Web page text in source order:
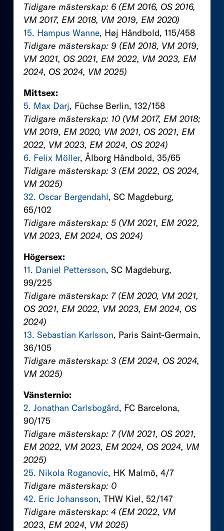
Tidigare mästerskap: 6 (EM 2016, OS 2016,
VM 2017, EM 2018, VM 2019, EM 2020)
15. Hampus Wanne, Høj Håndbold, 115/458
Tidigare mästerskap: 9 (EM 2018, VM 2019,
VM 2021, OS 2021, EM 2022, VM 2023, EM
2024, OS 2024, VM 2025)
Mittsex:
5. Max Darj, Füchse Berlin, 132/158
Tidigare mästerskap: 10 (VM 2017, EM 2018;
VM 2019, EM 2020, VM 2021, OS 2021, EM
2022, VM 2023, EM 2024, OS 2024)
6. Felix Möller, Ålborg Håndbold, 35/65
Tidigare mästerskap: 3 (EM 2022, OS 2024,
VM 2025)
32. Oscar Bergendahl, SC Magdeburg,
65/102
Tidigare mästerskap: 5 (VM 2021, EM 2022,
VM 2023, EM 2024, OS 2024)
Högersex:
11. Daniel Pettersson, SC Magdeburg,
99/225
Tidigare mästerskap: 7 (EM 2020, VM 2021,
OS 2021, EM 2022, VM 2023, EM 2024, OS
2024)
13. Sebastian Karlsson, Paris Saint-Germain,
36/105
Tidigare mästerskap: 3 (EM 2024, OS 2024,
VM 2025)
Vänsternio:
2. Jonathan Carlsbogård, FC Barcelona,
90/175
Tidigare mästerskap: 7 (VM 2021, OS 2021,
EM 2022, VM 2023, EM 2024, OS 2024, VM
2025)
25. Nikola Roganovic, HK Malmö, 4/7
Tidigare mästerskap: 0
42. Eric Johansson, THW Kiel, 52/147
Tidigare mästerskap: 4 (EM 2022, VM
2023, EM 2024, VM 2025)